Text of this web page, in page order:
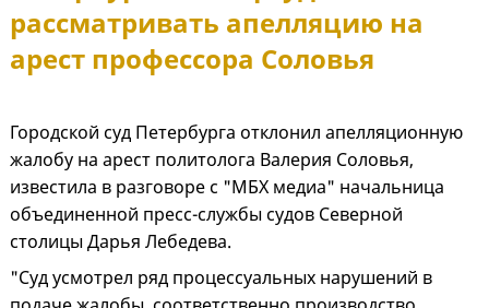
рассматривать апелляцию на
арест профессора Соловья
Городской суд Петербурга отклонил апелляционную
жалобу на арест политолога Валерия Соловья,
известила в разговоре с "МБХ медиа" начальница
объединенной пресс-службы судов Северной
столицы Дарья Лебедева.
"Суд усмотрел ряд процессуальных нарушений в